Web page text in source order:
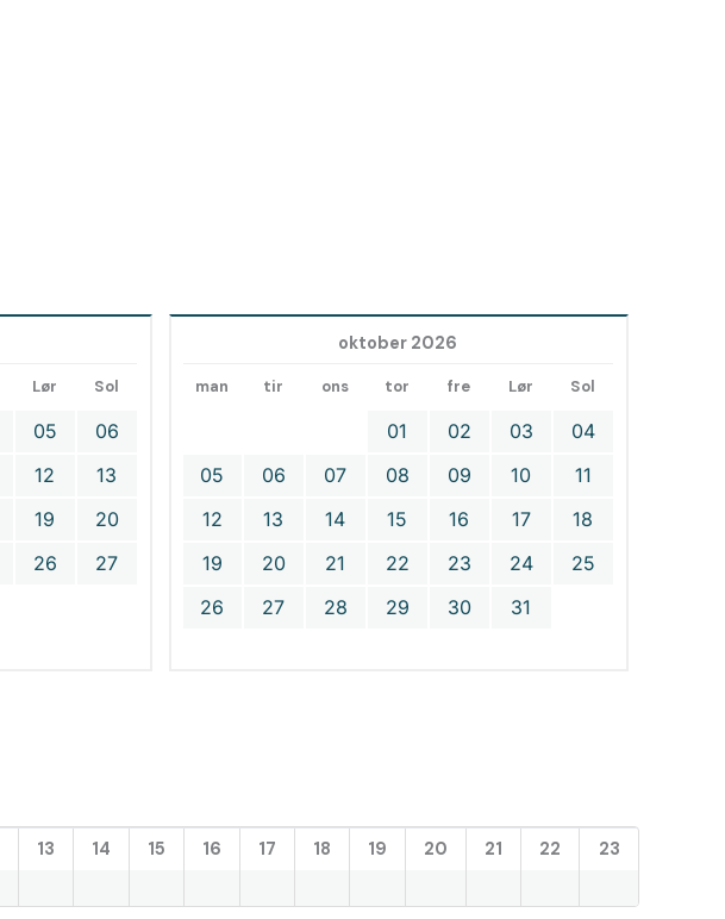
Lør Sol
05
06
12
13
19
20
26
27
oktober 2026
man tir ons tor fre Lør Sol
01 02 03
04
05
06 07 08 09 10
11
12
13 14 15 16 17
18
19
20 21 22 23 24
25
26
27 28 29 30 31
13 14 15 16 17 18 19 20 21 22 23